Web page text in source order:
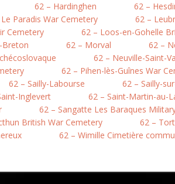
62 – Hardinghen 62 –
Paradis War Cemetery 62 –
Cemetery
62 – Loos-en-Gohelle
Breton 62 – Morval
62 –
62 – Neuville-Saint-
62 – Pihen-lès-Guînes War
62 – Sailly-Labourse 62 – Sailly-
Inglevert 62 – Saint-Martin-au-
62 – Sangatte Les Baraques
British War Cemetery 62 –
62 – Wimille Cimetière